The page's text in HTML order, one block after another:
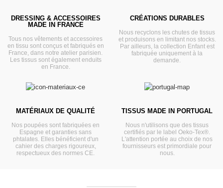
DRESSING & ACCESSOIRES
MADE IN FRANCE
Tous nos vêtements et accessoires
en tissu sont conçus et fabriqués en
France, dans notre atelier parisien.
Les tissus sont également enduits
en France.
CRÉATIONS DURABLES
Nous recyclons les chutes de tissus
et produisons en limitant nos stocks.
Par ailleurs, la collection Enfant est
fabriquée uniquement à la
demande.
MATÉRIAUX DE QUALITÉ
Nos poupées sont fabriquées en
Espagne et garanties sans
phtalates. Elles bénéficient d'un
cahier des charges rigoureux,
respectueux des normes CE.
TISSUS MADE IN PORTUGAL
Nous n'utilisons que des tissus
certifiés par le label Oeko-Tex®.
L'attention portée au choix de nos
fournisseurs est primordiale pour
nous.